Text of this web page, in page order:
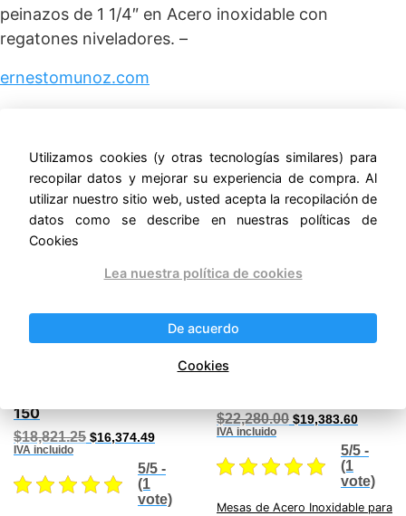
peinazos de 1 1/4″ en Acero inoxidable con
regatones niveladores. –
ernestomunoz.com
Productos relacionados
MESA DE TRABAJO EN
150
$18,821.25 Original
$18,821.25.
$16,374.49Current
is:
$16,374.49.
IVA incluido
5/5 -
(1
vote)
MESA DE TRABAJO A
$22,280.00 Original
$22,280.00.
$19,383.60Current
is:
IVA incluido
5/5 -
(1
vote)
Mesas de Acero Inoxidable para
Utilizamos cookies (y otras tecnologías similares) para
recopilar datos y mejorar su experiencia de compra. Al
utilizar nuestro sitio web, usted acepta la recopilación de
datos como se describe en nuestras políticas de
Cookies
Lea nuestra política de cookies
De acuerdo
Cookies